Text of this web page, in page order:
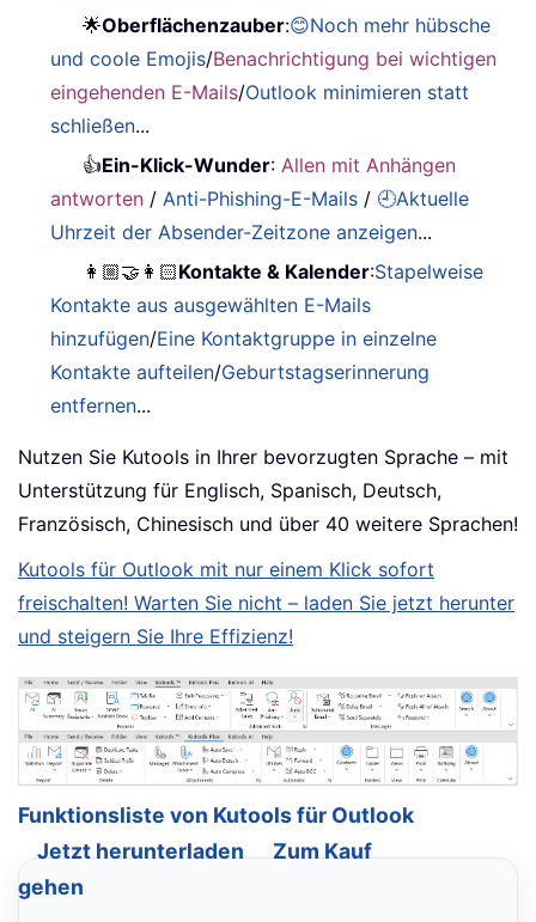
🌟Oberflächenzauber:😊Noch mehr hübsche
und coole Emojis/Benachrichtigung bei wichtigen
eingehenden E-Mails/Outlook minimieren statt
schließen...
👍Ein-Klick-Wunder:Allen mit Anhängen
antworten /Anti-Phishing-E-Mails / 🕘Aktuelle
Uhrzeit der Absender-Zeitzone anzeigen...
👩🏼‍🤝‍👩🏻Kontakte & Kalender:Stapelweise
Kontakte aus ausgewählten E-Mails
hinzufügen/Eine Kontaktgruppe in einzelne
Kontakte aufteilen/Geburtstagserinnerung
entfernen...
Nutzen Sie Kutools in Ihrer bevorzugten Sprache – mit
Unterstützung für Englisch, Spanisch, Deutsch,
Französisch, Chinesisch und über 40 weitere Sprachen!
Kutools für Outlook mit nur einem Klick sofort
freischalten! Warten Sie nicht – laden Sie jetzt herunter
und steigern Sie Ihre Effizienz!
Funktionsliste von Kutools für Outlook
Jetzt herunterladen
Zum Kauf
gehen